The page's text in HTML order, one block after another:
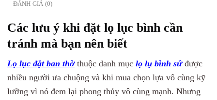
ĐÁNH GIÁ (0)
Các lưu ý khi đặt lọ lục bình cần
tránh mà bạn nên biết
Lọ lục đặt ban thờthuộc danh mục lọ lụ bình sứđược
nhiều người ưa chuộng và khi mua chọn lựa vô cùng kỹ
lưỡng vì nó đem lại phong thủy vô cùng mạnh. Nhưng